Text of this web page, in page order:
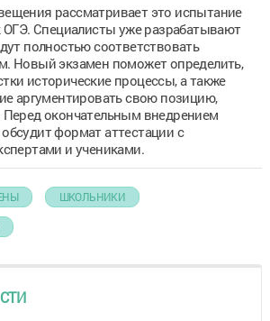
рассматривает это испытание
ОГЭ. Специалисты уже разрабатывают
полностью соответствовать
Новый экзамен поможет определить,
исторические процессы, а также
аргументировать свою позицию,
окончательным внедрением
формат аттестации с
и учениками.
ШКОЛЬНИКИ